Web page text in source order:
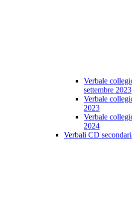
Verbale
settembre 2023
Verbale
2023
Verbale
2024
Verbali CD